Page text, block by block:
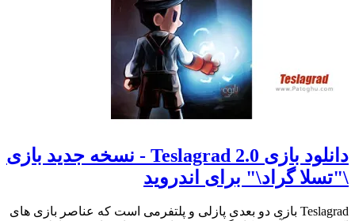
دانلود بازی Teslagrad 2.0 - نسخه جدید بازی
\"تسلا گراد\" برای اندروید
Teslagrad بازی دو بعدی پازلی و پلتفرمی است که عناصر بازی های